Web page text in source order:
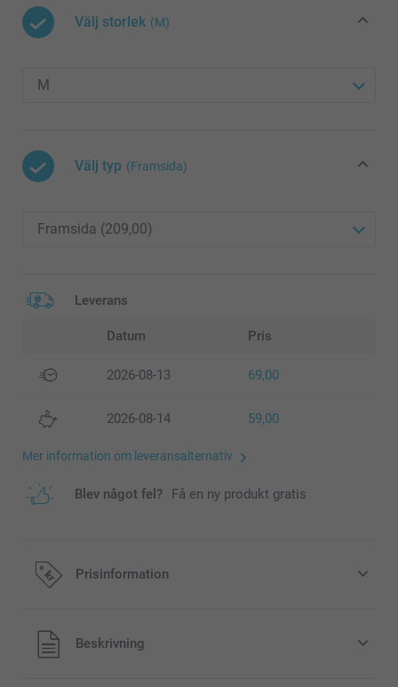
Välj storlek (M)
Välj typ (Framsida)
Leverans
Datum Pris
2026-08-13 69,00
2026-08-14 59,00
Mer information om leveransalternativ
Blev något fel? Få en ny produkt gratis
Prisinformation
Alla priser är i svenska kronor (SEK), inklusive moms och
exklusive porto.
Beskrivning